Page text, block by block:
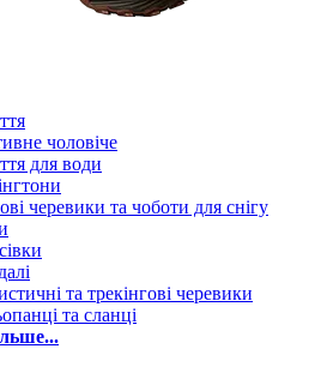
чоловіче
для води
черевики та чоботи для снігу
та трекінгові черевики
та сланці